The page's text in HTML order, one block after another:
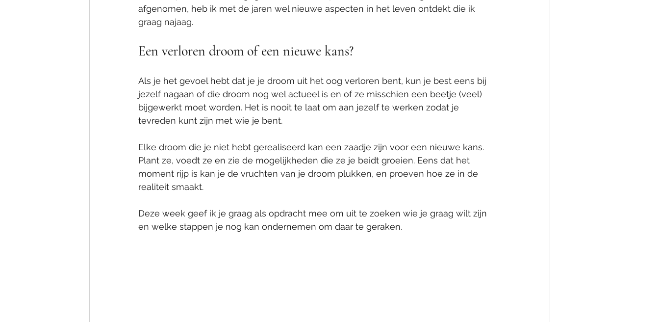
afgenomen, heb ik met de jaren wel nieuwe aspecten in het leven ontdekt die ik
graag najaag.
Een verloren droom of een nieuwe kans?
Als je het gevoel hebt dat je je droom uit het oog verloren bent, kun je best eens bij
jezelf nagaan of die droom nog wel actueel is en of ze misschien een beetje (veel)
bijgewerkt moet worden. Het is nooit te laat om aan jezelf te werken zodat je
tevreden kunt zijn met wie je bent.
Elke droom die je niet hebt gerealiseerd kan een zaadje zijn voor een nieuwe kans.
Plant ze, voedt ze en zie de mogelijkheden die ze je beidt groeien. Eens dat het
moment rijp is kan je de vruchten van je droom plukken, en proeven hoe ze in de
realiteit smaakt.
Deze week geef ik je graag als opdracht mee om uit te zoeken wie je graag wilt zijn
en welke stappen je nog kan ondernemen om daar te geraken.